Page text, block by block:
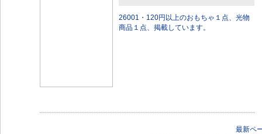
26001・120円以上のおもちゃ１点、光物
商品１点、掲載しています。
最新ペ